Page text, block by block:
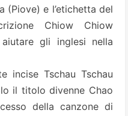
(Piove) e l’etichetta del
Chiow Chiow
gli inglesi nella
incise Tschau Tschau
il titolo divenne Chao
della canzone di